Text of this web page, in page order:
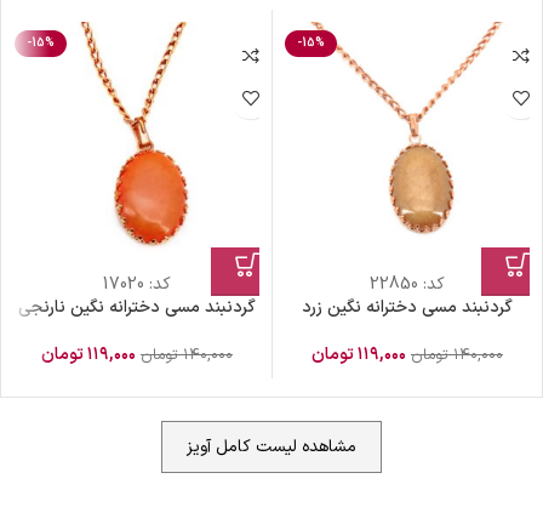
-15%
کد: 22850
گردنبند مسی دخترانه نگین زرد
۱۴۰,۰۰۰ تومان ۱۱۹,۰۰۰تومان
-15%
کد: 17020
گردنبند مسی دخترانه نگین نارنجی
۱۴۰,۰۰۰ تومان ۱۱۹,۰۰۰تومان
مشاهده لیست کامل آویز